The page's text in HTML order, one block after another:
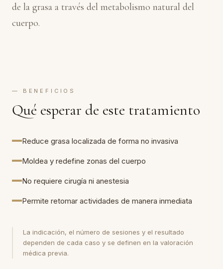
de la grasa a través del metabolismo natural del
cuerpo.
— BENEFICIOS
Qué esperar de este tratamiento
Reduce grasa localizada de forma no invasiva
Moldea y redefine zonas del cuerpo
No requiere cirugía ni anestesia
Permite retomar actividades de manera inmediata
La indicación, el número de sesiones y el resultado
dependen de cada caso y se definen en la valoración
médica previa.